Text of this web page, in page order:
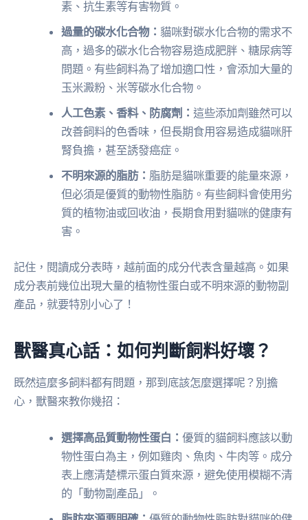
素、抗生素等有害物質。
過量的碳水化合物：貓咪對碳水化合物的需求不
高，過多的碳水化合物容易造成肥胖、糖尿病等
問題。有些飼料為了增加適口性，會添加大量的
玉米澱粉、米等碳水化合物。
人工色素、香料、防腐劑：這些添加劑雖然可以
改善飼料的色香味，但長期食用容易造成貓咪肝
腎負擔，甚至誘發癌症。
不明來源的脂肪： 脂肪是貓咪重要的能量來源，
但必須是優質的動物性脂肪。有些飼料會使用劣
質的植物油或回收油，長期食用對貓咪的健康有
害。
記住，閱讀成分表時，越前面的成分代表含量越高。如果
成分表前幾位出現大量的植物性蛋白或不明來源的動物副
產品，就要特別小心了！
獸醫真心話：如何判斷飼料好壞？
既然這麼多飼料都有問題，那到底該怎麼選擇呢？別擔
心，獸醫來教你幾招：
選擇高品質動物性蛋白：優質的貓飼料應該以動
物性蛋白為主，例如雞肉、魚肉、牛肉等。成分
表上應清楚標示蛋白質來源，避免使用模糊不清
的「動物副產品」。